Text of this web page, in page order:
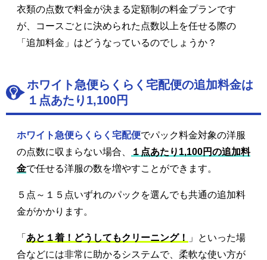
衣類の点数で料金が決まる定額制の料金プランです
が、コースごとに決められた点数以上を任せる際の
「追加料金」はどうなっているのでしょうか？
ホワイト急便らくらく宅配便の追加料金は
１点あたり1,100円
ホワイト急便らくらく宅配便でパック料金対象の洋服
の点数に収まらない場合、
１点あたり1,100円の追加料
金で任せる洋服の数を増やすことができます。
５点～１５点いずれのパックを選んでも共通の追加料
金がかかります。
「 あと１着！どうしてもクリーニング！
」といった場
合などには非常に助かるシステムで、柔軟な使い方が